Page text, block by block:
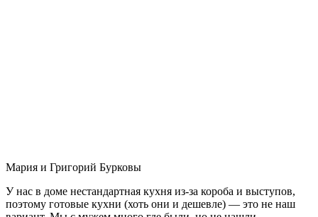
Мария и Григорий Бурковы
У нас в доме нестандартная кухня из-за короба и выступов,
поэтому готовые кухни (хоть они и дешевле) — это не наш